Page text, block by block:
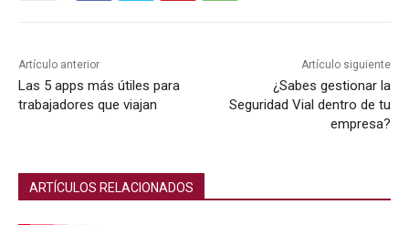
Artículo anterior
Las 5 apps más útiles para
trabajadores que viajan
Artículo siguiente
¿Sabes gestionar la
Seguridad Vial dentro de tu
empresa?
ARTÍCULOS RELACIONADOS